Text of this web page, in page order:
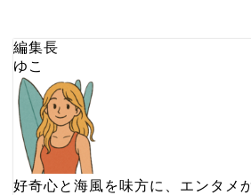
編集長
ゆこ
好奇心と海風を味方に、エンタメ